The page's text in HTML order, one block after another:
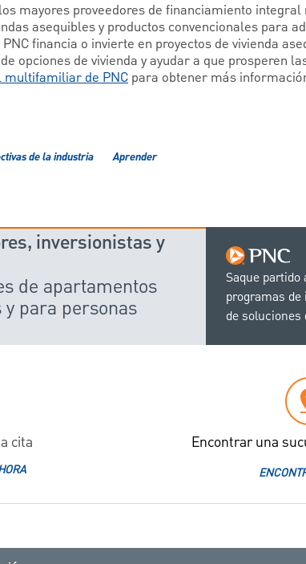
mayores proveedores de financiamiento
asequibles y productos convencionales para
financia o invierte en proyectos de vivienda
opciones de vivienda y ayudar a que prosperen
multifamiliar de PNC para obtener más
de la industria Aprender
Saque
programas
de
inversionistas y
de apartamentos
para personas
cita Encontrar una